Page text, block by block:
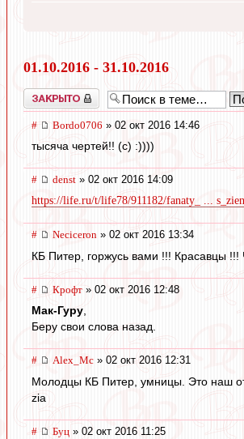
01.10.2016 - 31.10.2016
Закрыто
# Bordo0706 » 02 окт 2016 14:46
тысяча чертей!! (с) :))))
# denst » 02 окт 2016 14:09
https://life.ru/t/life78/911182/fanaty_ ...
# Neciceron » 02 окт 2016 13:34
КБ Питер, горжусь вами !!! Красавцы !!!
# Крофт » 02 окт 2016 12:48
Мак-Гуру,
Беру свои слова назад.
# Alex_Mc » 02 окт 2016 12:31
Молодцы КБ Питер, умницы. Это наш
zia
# Буц » 02 окт 2016 11:25